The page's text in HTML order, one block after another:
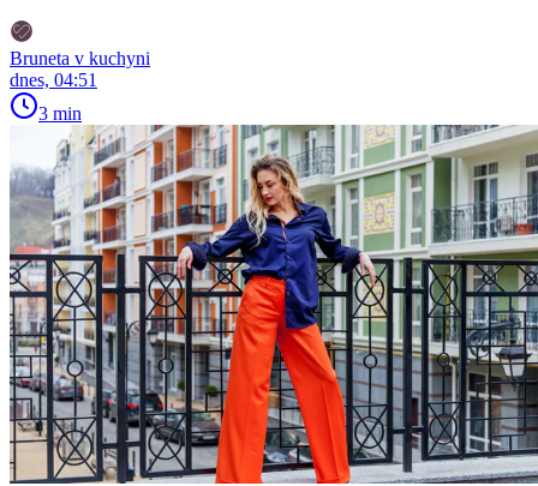
Bruneta v kuchyni
dnes, 04:51
3 min